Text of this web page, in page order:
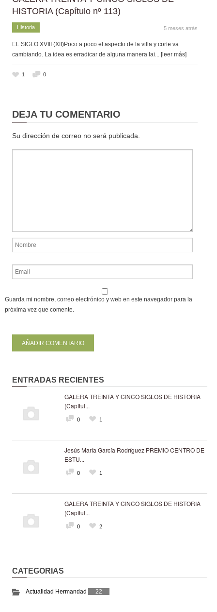
HISTORIA (Capítulo nº 113)
Historia 5 meses atrás
EL SIGLO XVIII (XII)Poco a poco el aspecto de la villa y corte va
cambiando. La idea es erradicar de alguna manera lai... [leer más]
1 0
DEJA TU COMENTARIO
Su dirección de correo no será publicada.
Guarda mi nombre, correo electrónico y web en este navegador para la
próxima vez que comente.
ENTRADAS RECIENTES
GALERA TREINTA Y CINCO SIGLOS DE HISTORIA
(Capítul...
0 1
Jesús María García Rodríguez PREMIO CENTRO DE
ESTU...
0 1
GALERA TREINTA Y CINCO SIGLOS DE HISTORIA
(Capítul...
0 2
CATEGORIAS
Actualidad Hermandad 22